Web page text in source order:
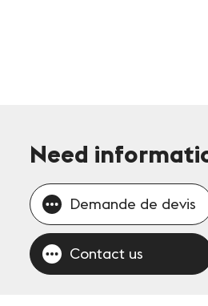
Need
Demande de devis
Contact us